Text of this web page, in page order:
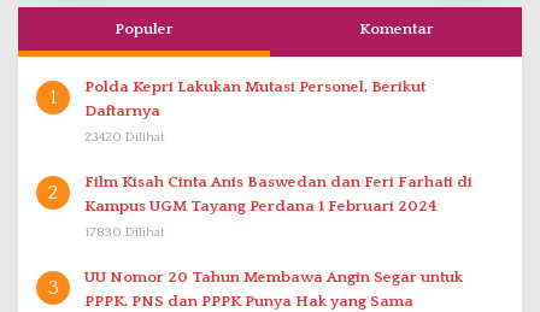
Populer Komentar
1
Polda Kepri Lakukan Mutasi Personel, Berikut
Daftarnya
23420 Dilihat
2
Film Kisah Cinta Anis Baswedan dan Feri Farhati di
Kampus UGM Tayang Perdana 1 Februari 2024
17830 Dilihat
3
UU Nomor 20 Tahun Membawa Angin Segar untuk
PPPK. PNS dan PPPK Punya Hak yang Sama